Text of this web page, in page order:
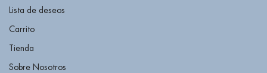
Lista de deseos
Carrito
Tienda
Sobre Nosotros